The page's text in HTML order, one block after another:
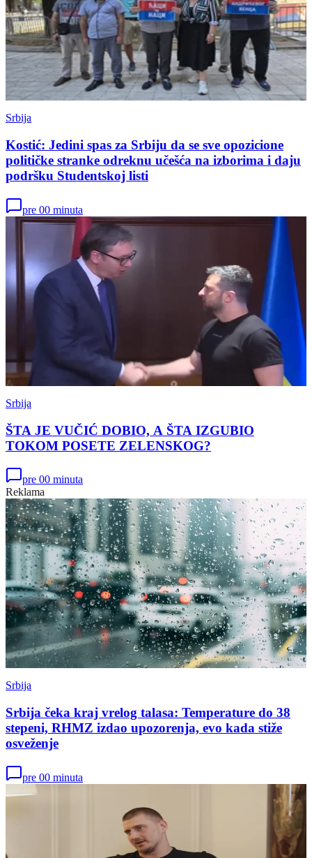
Srbija
Kostić: Jedini spas za Srbiju da se sve opozicione
političke stranke odreknu učešća na izborima i daju
podršku Studentskoj listi
pre 00 minuta
Srbija
ŠTA JE VUČIĆ DOBIO, A ŠTA IZGUBIO
TOKOM POSETE ZELENSKOG?
pre 00 minuta
Reklama
Srbija
Srbija čeka kraj vrelog talasa: Temperature do 38
stepeni, RHMZ izdao upozorenja, evo kada stiže
osveženje
pre 00 minuta